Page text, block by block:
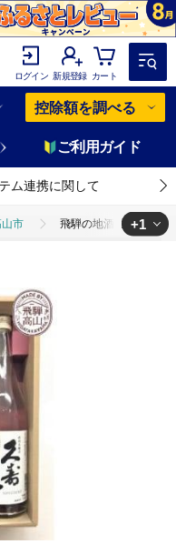
ログイン 新規登録 カート
控除額を調べる
ご利用ガイド
ム連携に関して
市 飛騨の地酒 生酒セット
+1